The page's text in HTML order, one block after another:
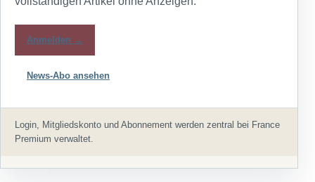
Anmelden →
News-Abo ansehen
Login, Mitgliedskonto und Abonnement werden zentral bei France
Premium verwaltet.